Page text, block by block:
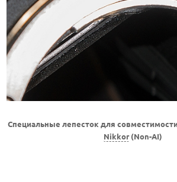
Специальные лепесток для
Nikkor(Non-AI)